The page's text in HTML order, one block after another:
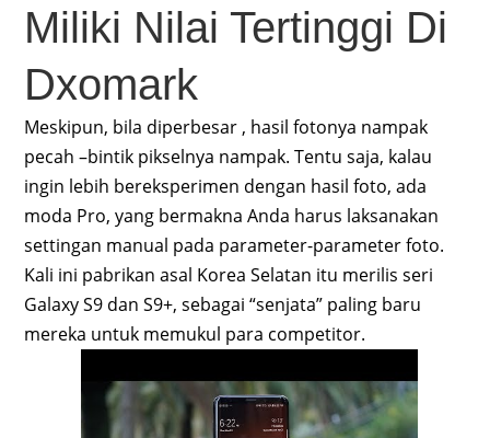
Miliki Nilai Tertinggi Di
Dxomark
Meskipun, bila diperbesar , hasil fotonya nampak
pecah –bintik pikselnya nampak. Tentu saja, kalau
ingin lebih bereksperimen dengan hasil foto, ada
moda Pro, yang bermakna Anda harus laksanakan
settingan manual pada parameter-parameter foto.
Kali ini pabrikan asal Korea Selatan itu merilis seri
Galaxy S9 dan S9+, sebagai “senjata” paling baru
mereka untuk memukul para competitor.